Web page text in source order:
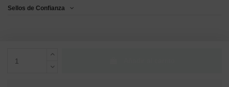
Sellos de Confianza